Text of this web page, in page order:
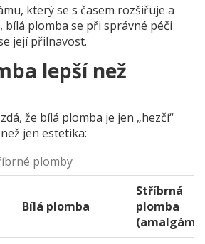
který se s časem rozšiřuje a
bílá plomba se při správné péči
její přilnavost.
lepší než
že bílá plomba je jen „hezčí“
jen estetika:
plomby
Bílá plomba
Stříbrná
plomba
(amalgám)